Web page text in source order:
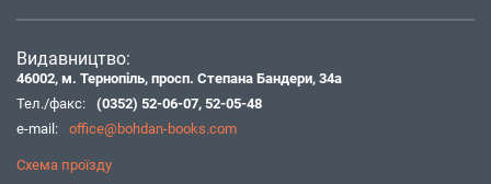
Видавництво:
46002, м. Тернопіль, просп. Степана Бандери, 34а
Тел./факс:
(0352) 52-06-07, 52-05-48
e-mail:
office@bohdan-books.com
Схема проїзду